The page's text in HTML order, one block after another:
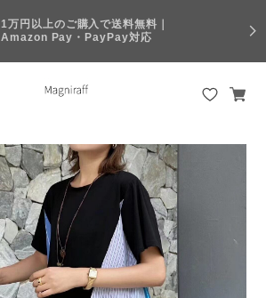
1万円以上のご購入で送料無料｜
Amazon Pay・PayPay対応